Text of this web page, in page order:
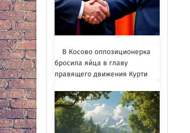
В Косово оппозиционерка
бросила яйца в главу
правящего движения Курти